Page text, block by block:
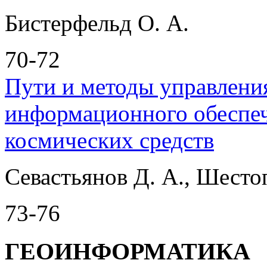
Бистерфельд О. А.
70-72
Пути и методы
информационного
космических средств
Севастьянов Д. А.,
73-76
ГЕОИНФОРМАТИКА